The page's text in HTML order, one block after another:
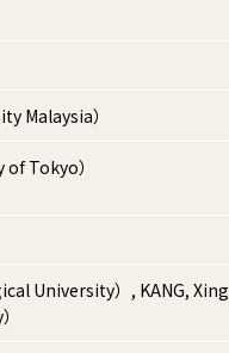
Malaysia）
Tokyo）
University）, KANG, Xing